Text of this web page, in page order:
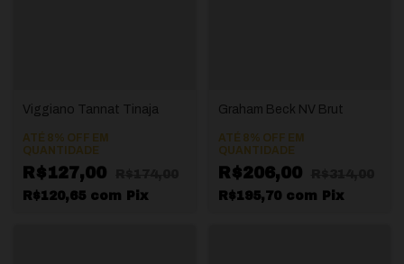
Viggiano Tannat Tinaja
ATÉ 8% OFF EM
QUANTIDADE
R$127,00
R$120,65 com Pix
Graham Beck NV Brut
ATÉ 8% OFF EM
QUANTIDADE
R$206,00
R$195,70 com Pix